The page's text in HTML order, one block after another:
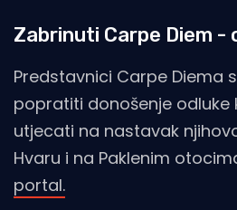
Zabrinuti Carpe Diem -
Predstavnici Carpe Diema
popratiti donošenje odluke
utjecati na nastavak
Hvaru i na Paklenim
portal.